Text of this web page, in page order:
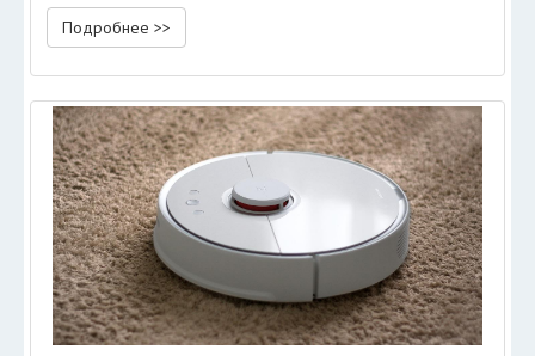
Подробнее >>